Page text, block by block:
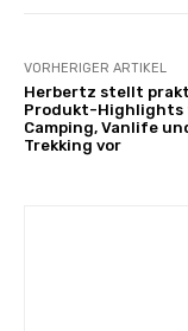
VORHERIGER ARTIKEL
Herbertz stellt
Produkt-Highlights
Camping, Vanlife
Trekking vor